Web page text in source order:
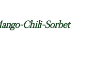
Chili-Sorbet